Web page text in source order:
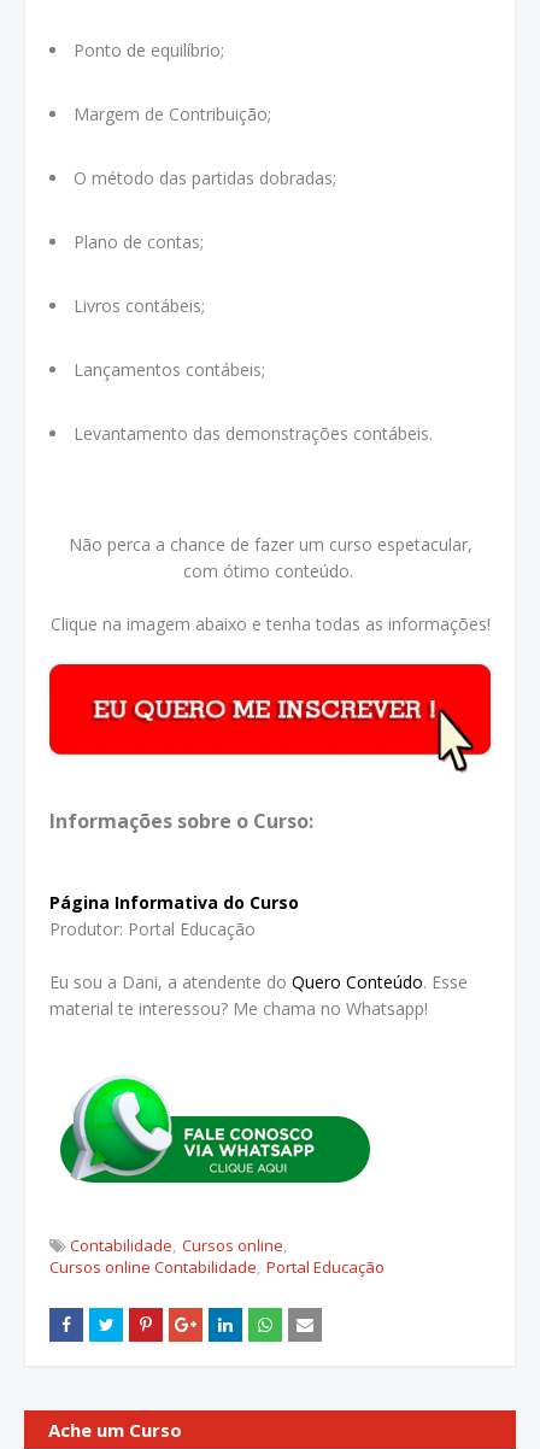
Ponto de equilíbrio;
Margem de Contribuição;
O método das partidas dobradas;
Plano de contas;
Livros contábeis;
Lançamentos contábeis;
Levantamento das demonstrações contábeis.
Não perca a chance de fazer um curso espetacular,
com ótimo conteúdo.
Clique na imagem abaixo e tenha todas as informações!
Informações sobre o Curso:
Página Informativa do Curso
Produtor: Portal Educação
Eu sou a Dani, a atendente do Quero Conteúdo. Esse
material te interessou? Me chama no Whatsapp!
Contabilidade Cursos online
Cursos online Contabilidade Portal Educação
Ache um Curso